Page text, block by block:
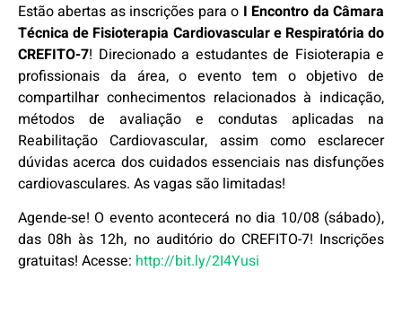
Estão abertas as inscrições para o I Encontro da Câmara
Técnica de Fisioterapia Cardiovascular e Respiratória do
CREFITO-7! Direcionado a estudantes de Fisioterapia e
profissionais da área, o evento tem o objetivo de
compartilhar conhecimentos relacionados à indicação,
métodos de avaliação e condutas aplicadas na
Reabilitação Cardiovascular, assim como esclarecer
dúvidas acerca dos cuidados essenciais nas disfunções
cardiovasculares. As vagas são limitadas!
Agende-se! O evento acontecerá no dia 10/08 (sábado),
das 08h às 12h, no auditório do CREFITO-7! Inscrições
gratuitas! Acesse: http://bit.ly/2I4Yusi